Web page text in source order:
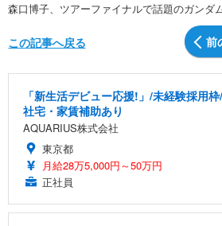
森口博子、ツアーファイナルで話題のガンダ
前
この記事へ戻る
「新生活デビュー応援!」/未経験採用
社宅・家賃補助あり
AQUARIUS株式会社
東京都
月給28万5,000円～50万円
正社員